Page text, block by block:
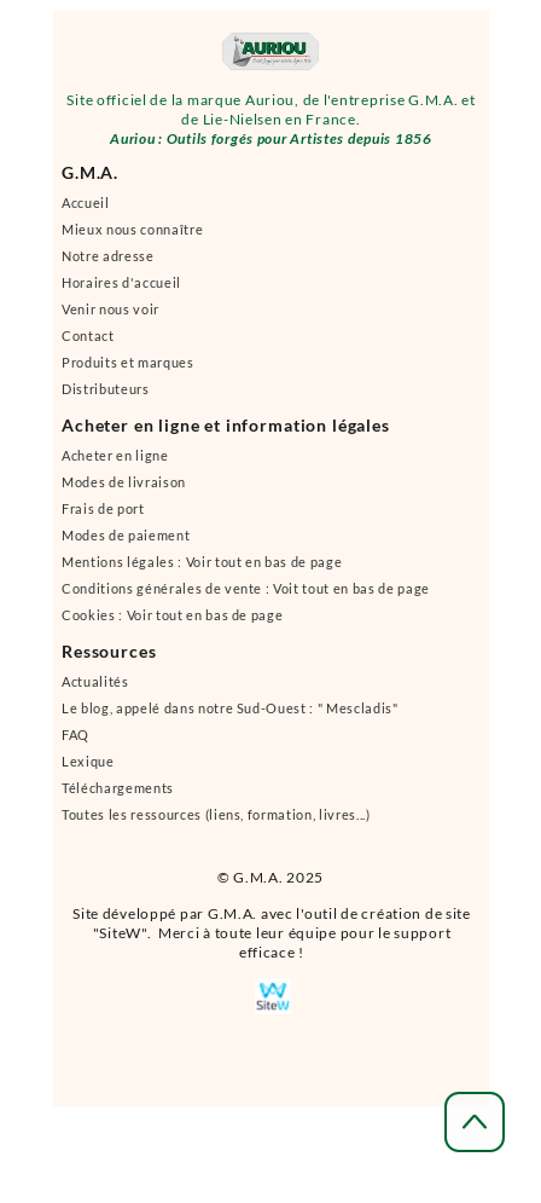
© G.M.A. 2025
Site officiel de la marque Auriou, de l'entreprise G.M.A. et
de Lie-Nielsen en France.
Auriou : Outils forgés pour Artistes depuis 1856
Site développé par G.M.A. avec l'outil de création de site
"SiteW". Merci à toute leur équipe pour le support
efficace !
G.M.A.
Accueil
Mieux nous connaître
Notre adresse
Horaires d'accueil
Venir nous voir
Contact
Produits et marques
Distributeurs
Acheter en ligne et information légales
Acheter en ligne
Modes de livraison
Frais de port
Modes de paiement
Mentions légales : Voir tout en bas de page
Conditions générales de vente : Voit tout en bas de page
Cookies : Voir tout en bas de page
Ressources
Actualités
Le blog, appelé dans notre Sud-Ouest : " Mescladis"
FAQ
Lexique
Téléchargements
Toutes les ressources (liens, formation, livres...)